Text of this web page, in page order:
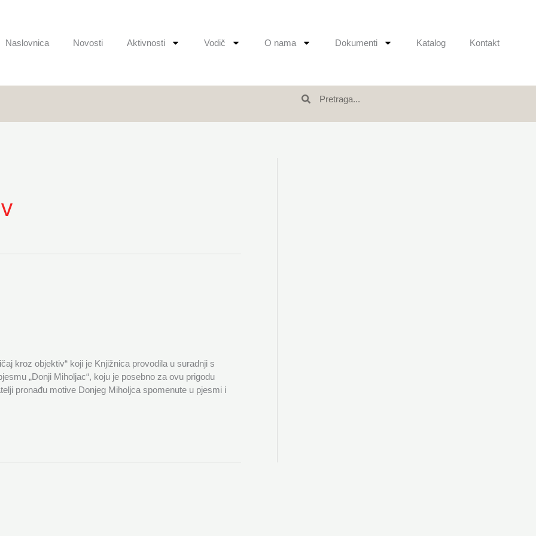
Naslovnica
Novosti Aktivnosti Vodič O nama Dokumenti Katalog Kontakt
kroz objektiv“ koji je Knjižnica provodila u suradnji s
„Donji Miholjac“, koju je posebno za ovu prigodu
pronađu motive Donjeg Miholjca spomenute u pjesmi i